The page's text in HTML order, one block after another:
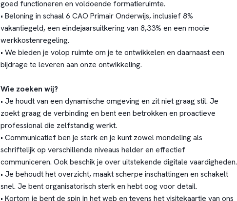
goed functioneren en voldoende formatieruimte.
• Beloning in schaal 6 CAO Primair Onderwijs, inclusief 8%
vakantiegeld, een eindejaarsuitkering van 8,33% en een mooie
werkkostenregeling.
• We bieden je volop ruimte om je te ontwikkelen en daarnaast een
bijdrage te leveren aan onze ontwikkeling.
Wie zoeken wij?
• Je houdt van een dynamische omgeving en zit niet graag stil. Je
zoekt graag de verbinding en bent een betrokken en proactieve
professional die zelfstandig werkt.
• Communicatief ben je sterk en je kunt zowel mondeling als
schriftelijk op verschillende niveaus helder en effectief
communiceren. Ook beschik je over uitstekende digitale vaardigheden.
• Je behoudt het overzicht, maakt scherpe inschattingen en schakelt
snel. Je bent organisatorisch sterk en hebt oog voor detail.
• Kortom je bent de spin in het web en tevens het visitekaartje van ons